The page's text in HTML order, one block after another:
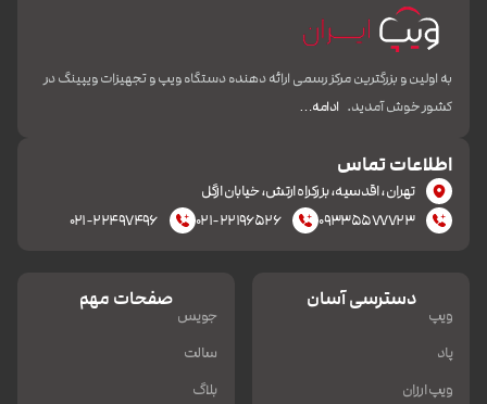
به اولین و بزرگترین مرکز رسمی ارائه دهنده دستگاه ویپ و تجهیزات ویپینگ در
کشور خوش آمدید. ادامه…
اطلاعات تماس
تهران، اقدسیه، بزرکراه ارتش، خیابان ازگل
۰۹۳۳۵۵۷۷۷۲۳
۰۲۱-۲۲۱۹۶۵۲۶ ۰۲۱-۲۲۴۹۷۴۹۶
دسترسی آسان
ویپ
پاد
ویپ ارزان
صفحات مهم
جویس
سالت
بلاگ